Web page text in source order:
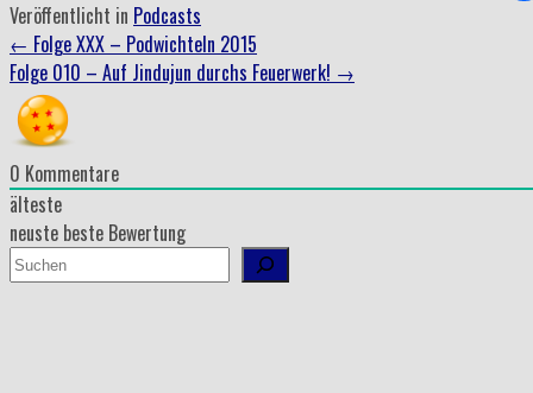
Veröffentlicht in Podcasts
Beitrag
Navigation
← Folge XXX – Podwichteln 2015
Folge 010 – Auf Jindujun durchs Feuerwerk! →
0 Kommentare
älteste
neuste beste Bewertung
Suchen